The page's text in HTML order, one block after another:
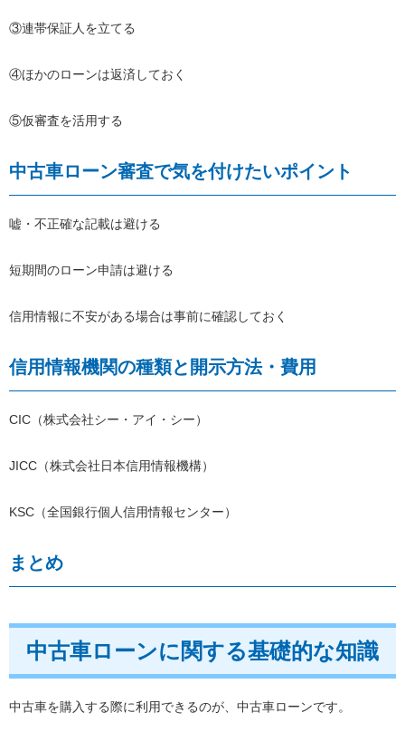
③連帯保証人を立てる
④ほかのローンは返済しておく
⑤仮審査を活用する
中古車ローン審査で気を付けたいポイント
嘘・不正確な記載は避ける
短期間のローン申請は避ける
信用情報に不安がある場合は事前に確認しておく
信用情報機関の種類と開示方法・費用
CIC（株式会社シー・アイ・シー）
JICC（株式会社日本信用情報機構）
KSC（全国銀行個人信用情報センター）
まとめ
中古車ローンに関する基礎的な知識
中古車を購入する際に利用できるのが、中古車ローンです。